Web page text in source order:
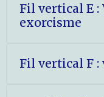
Fil vertical E
exorcisme
Fil vertical F :